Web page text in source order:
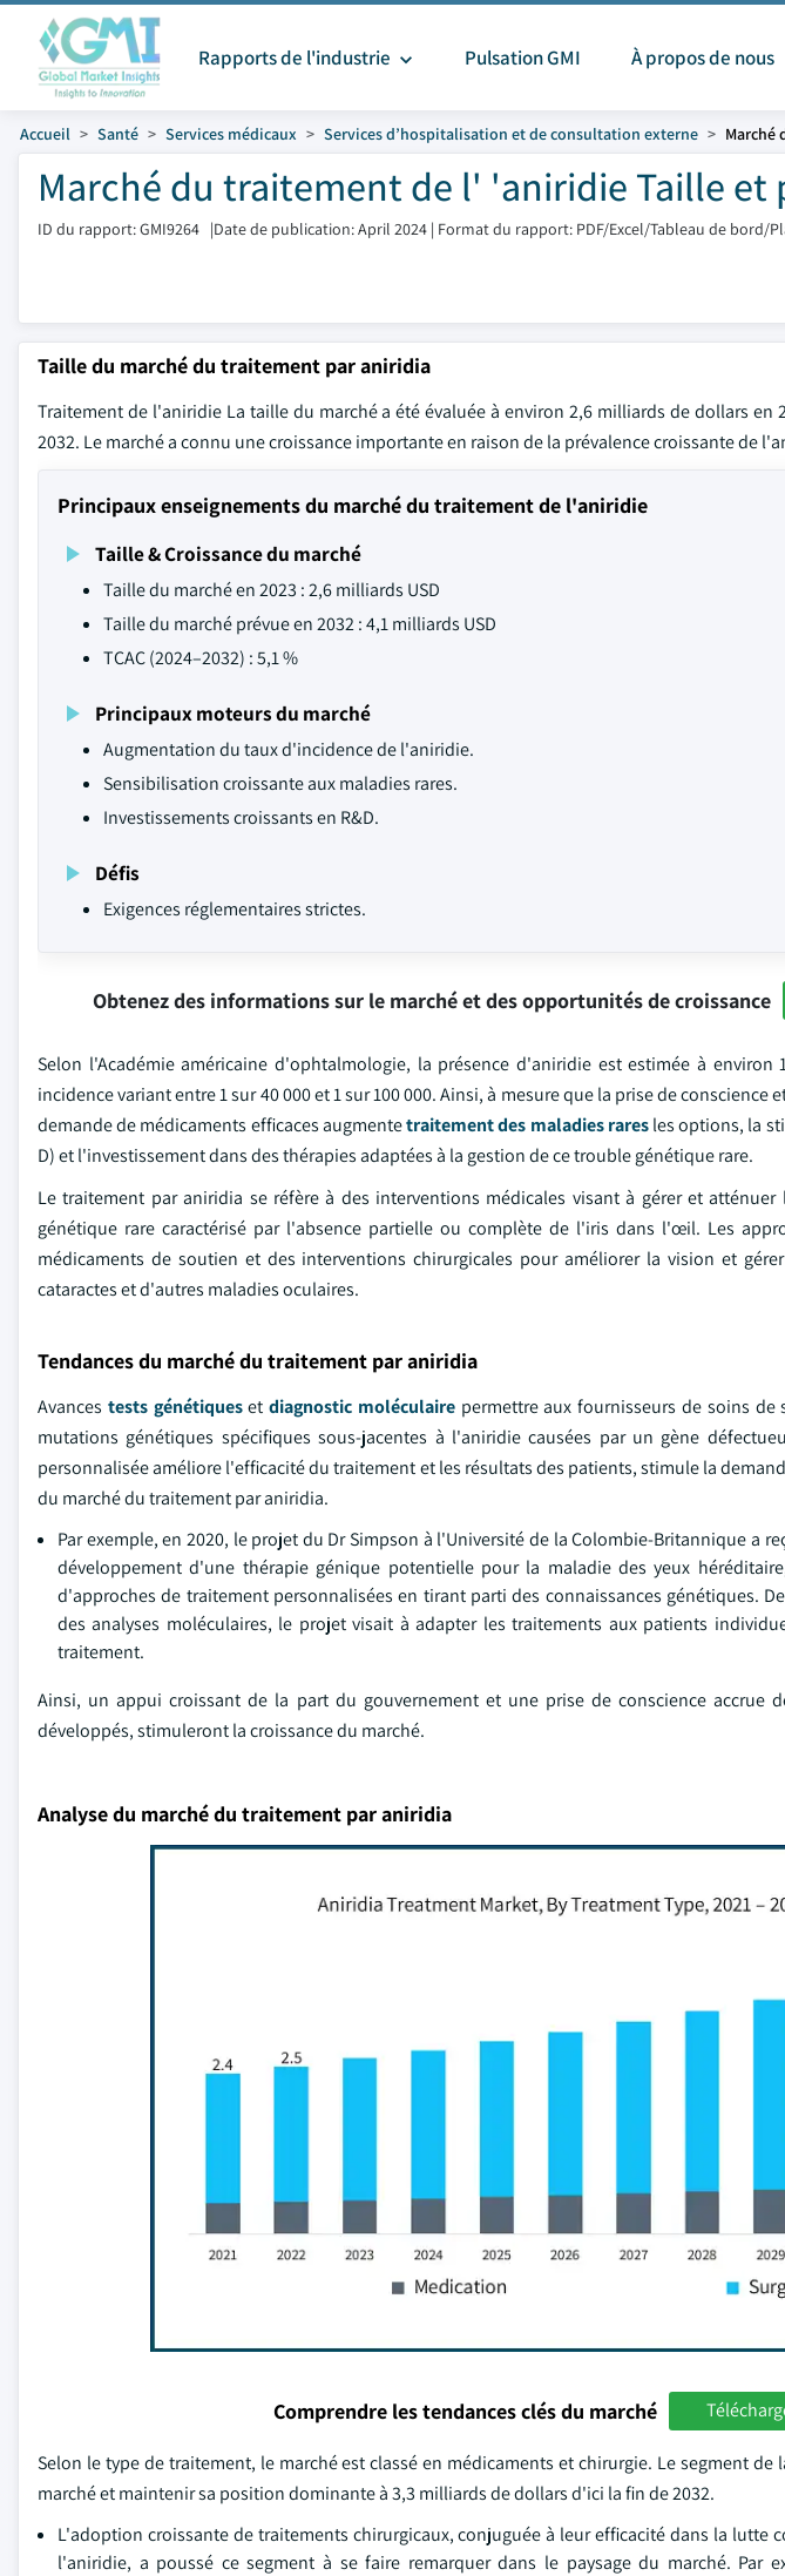
Rapports de l'industrie Pulsation GMI À propos de nous
Accueil Santé Services médicaux Services d’hospitalisation et de consultation externe
Marché du traitement de l' 'aniridie Taille et
ID du rapport: GMI9264 |Date de publication: April 2024 | Format du rapport: PDF/Excel/Tableau de bord/
Taille du marché du traitement par aniridia
Traitement de l'aniridie La taille du marché a été évaluée à environ 2,6 milliards de dollars en
2032. Le marché a connu une croissance importante en raison de la prévalence croissante de
Principaux enseignements du marché du traitement de l'aniridie
Taille & Croissance du marché
Taille du marché en 2023 : 2,6 milliards USD
Taille du marché prévue en 2032 : 4,1 milliards USD
TCAC (2024–2032) : 5,1 %
Principaux moteurs du marché
Augmentation du taux d'incidence de l'aniridie.
Sensibilisation croissante aux maladies rares.
Investissements croissants en R&D.
Défis
Exigences réglementaires strictes.
Obtenez des informations sur le marché et des opportunités de croissance
Selon l'Académie américaine d'ophtalmologie, la présence d'aniridie est estimée à environ
incidence variant entre 1 sur 40 000 et 1 sur 100 000. Ainsi, à mesure que la prise de
demande de médicaments efficaces augmentetraitement des maladies raresles options, la
D) et l'investissement dans des thérapies adaptées à la gestion de ce trouble génétique rare.
Le traitement par aniridia se réfère à des interventions médicales visant à gérer et
génétique rare caractérisé par l'absence partielle ou complète de l'iris dans l'œil. Les
médicaments de soutien et des interventions chirurgicales pour améliorer la vision et
cataractes et d'autres maladies oculaires.
Tendances du marché du traitement par aniridia
Avances tests génétiquesetdiagnostic moléculairepermettre aux fournisseurs de soins de
mutations génétiques spécifiques sous-jacentes à l'aniridie causées par un gène
personnalisée améliore l'efficacité du traitement et les résultats des patients, stimule la
du marché du traitement par aniridia.
Par exemple, en 2020, le projet du Dr Simpson à l'Université de la Colombie-Britannique a
développement d'une thérapie génique potentielle pour la maladie des yeux
d'approches de traitement personnalisées en tirant parti des connaissances génétiques.
des analyses moléculaires, le projet visait à adapter les traitements aux patients
traitement.
Ainsi, un appui croissant de la part du gouvernement et une prise de conscience accrue
développés, stimuleront la croissance du marché.
Analyse du marché du traitement par aniridia
Comprendre les tendances clés du marché
Selon le type de traitement, le marché est classé en médicaments et chirurgie. Le segment
marché et maintenir sa position dominante à 3,3 milliards de dollars d'ici la fin de 2032.
L'adoption croissante de traitements chirurgicaux, conjuguée à leur efficacité dans la lutte
l'aniridie, a poussé ce segment à se faire remarquer dans le paysage du marché. Par